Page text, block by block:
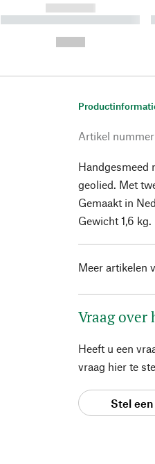
------------
----------- ----------- ----------
Artikel nummer
Handgesmeed
geolied. Met
Gemaakt in
Gewicht 1,6 kg.
Meer artikelen
Vraag over
Heeft u een
vraag hier te
Stel